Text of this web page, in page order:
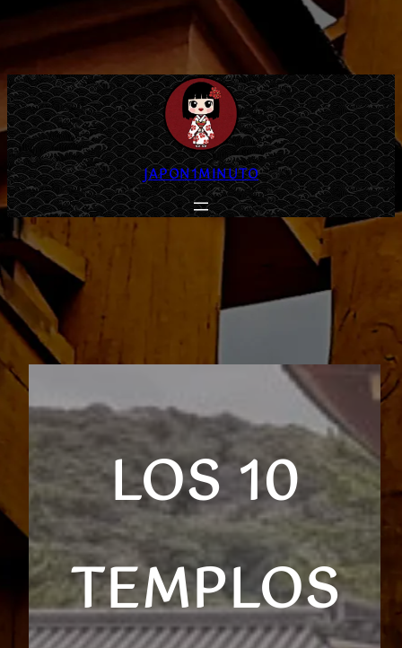
JAPON1MINUTO
LOS 10
TEMPLOS